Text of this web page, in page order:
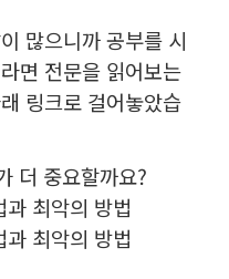
많으니까 공부를 시
면 전문을 읽어보는
링크로 걸어놓았습
더 중요할까요?
최악의 방법
최악의 방법